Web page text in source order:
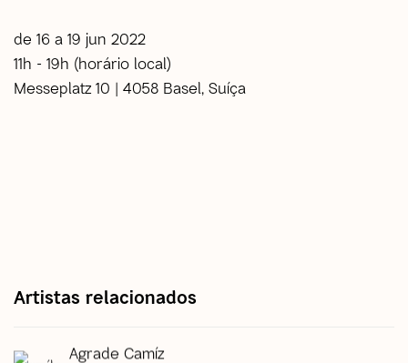
de 16 a 19 jun 2022
11h - 19h (horário local)
Messeplatz 10 | 4058 Basel, Suíça
Artistas relacionados
Agrade Camíz